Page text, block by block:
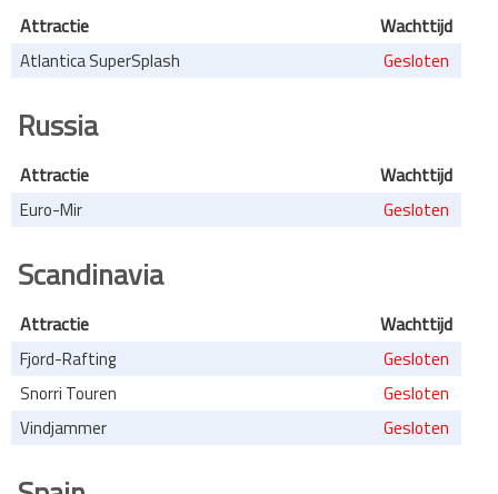
Attractie Wachttijd
Atlantica SuperSplash Gesloten
Russia
Attractie Wachttijd
Euro-Mir Gesloten
Scandinavia
Attractie Wachttijd
Fjord-Rafting
Gesloten
Snorri Touren
Gesloten
Vindjammer
Gesloten